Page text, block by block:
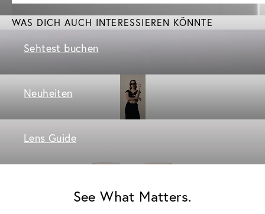
WAS DICH AUCH INTERESSIEREN KÖNNTE
Sehtest buchen
Neuheiten
Lens Guide
See What Matters.